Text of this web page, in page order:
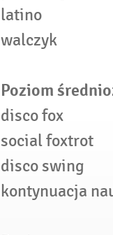
latino
walczyk
Poziom
disco fox
social foxtrot
disco swing
kontynuacja